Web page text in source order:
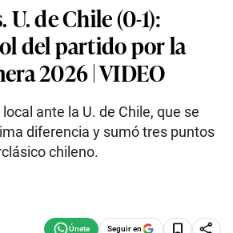
U. de Chile (0-1):
del partido por la
2026 | VIDEO
ante la U. de Chile, que se
diferencia y sumó tres puntos
chileno.
Seguir en